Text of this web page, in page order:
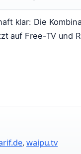
klar: Die
auf Free-TV und
, waipu.tv